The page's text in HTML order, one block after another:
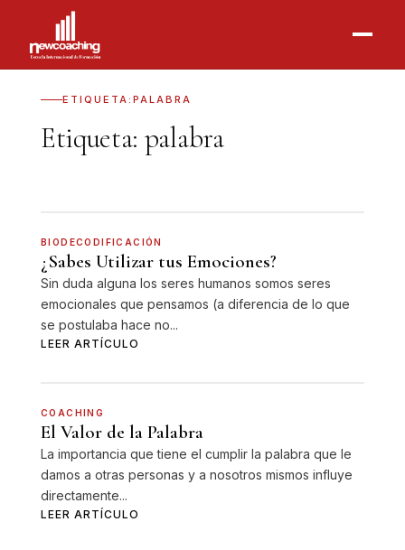
ETIQUETA: PALABRA
Etiqueta: palabra
BIODECODIFICACIÓN
¿Sabes Utilizar tus Emociones?
Sin duda alguna los seres humanos somos seres
emocionales que pensamos (a diferencia de lo que
se postulaba hace no...
LEER ARTÍCULO
COACHING
El Valor de la Palabra
La importancia que tiene el cumplir la palabra que le
damos a otras personas y a nosotros mismos influye
directamente...
LEER ARTÍCULO